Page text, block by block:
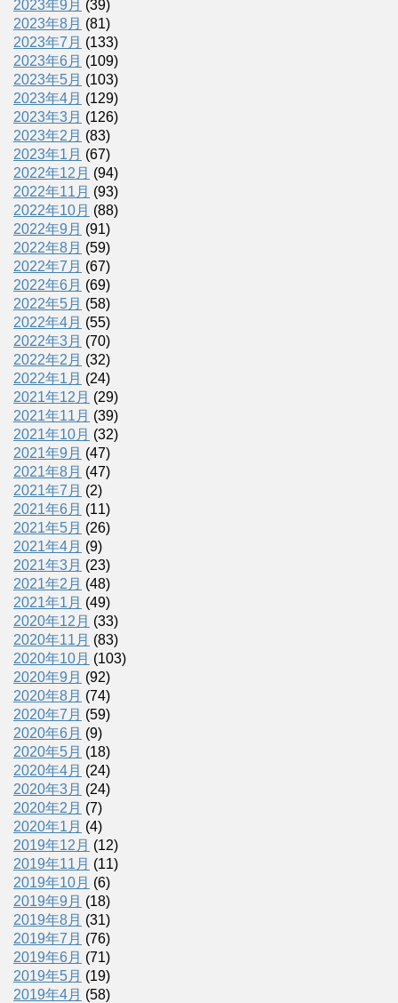
2023年9月 (39)
2023年8月 (81)
2023年7月 (133)
2023年6月 (109)
2023年5月 (103)
2023年4月 (129)
2023年3月 (126)
2023年2月 (83)
2023年1月 (67)
2022年12月 (94)
2022年11月 (93)
2022年10月 (88)
2022年9月 (91)
2022年8月 (59)
2022年7月 (67)
2022年6月 (69)
2022年5月 (58)
2022年4月 (55)
2022年3月 (70)
2022年2月 (32)
2022年1月 (24)
2021年12月 (29)
2021年11月 (39)
2021年10月 (32)
2021年9月 (47)
2021年8月 (47)
2021年7月 (2)
2021年6月 (11)
2021年5月 (26)
2021年4月 (9)
2021年3月 (23)
2021年2月 (48)
2021年1月 (49)
2020年12月 (33)
2020年11月 (83)
2020年10月 (103)
2020年9月 (92)
2020年8月 (74)
2020年7月 (59)
2020年6月 (9)
2020年5月 (18)
2020年4月 (24)
2020年3月 (24)
2020年2月 (7)
2020年1月 (4)
2019年12月 (12)
2019年11月 (11)
2019年10月 (6)
2019年9月 (18)
2019年8月 (31)
2019年7月 (76)
2019年6月 (71)
2019年5月 (19)
2019年4月 (58)